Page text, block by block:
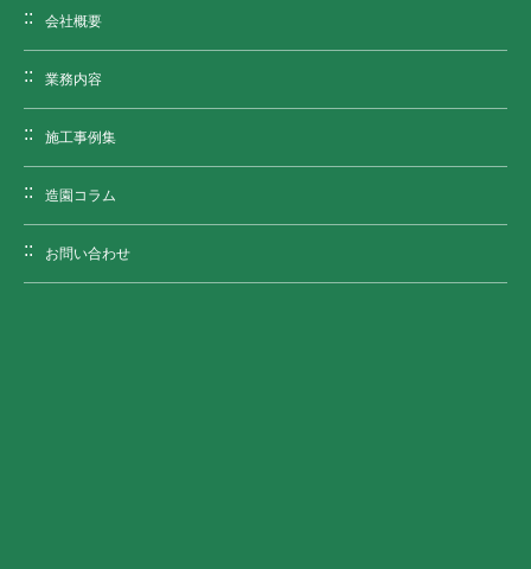
会社概要
業務内容
施工事例集
造園コラム
お問い合わせ